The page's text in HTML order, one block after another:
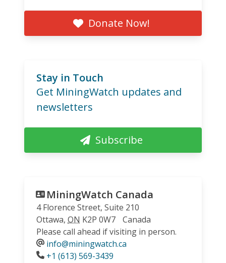
Donate Now!
Stay in Touch
Get MiningWatch updates and
newsletters
Subscribe
MiningWatch Canada
4 Florence Street, Suite 210
Ottawa, ON K2P 0W7
Canada
Please call ahead if visiting in person.
info@miningwatch.ca
Phone
+1 (613) 569-3439